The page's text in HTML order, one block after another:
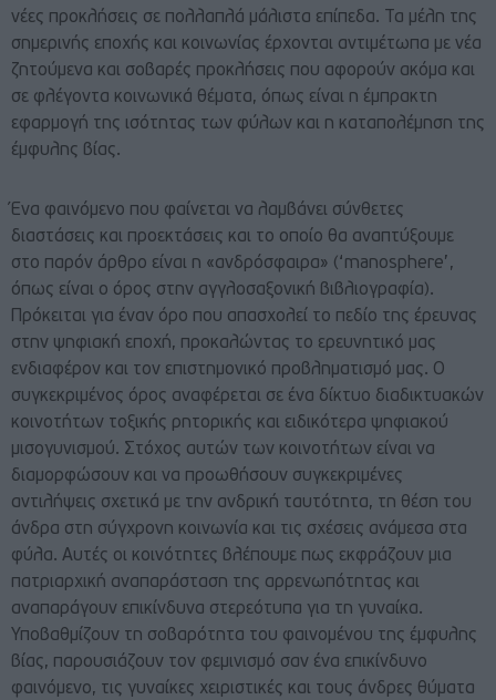
νέες προκλήσεις σε πολλαπλά μάλιστα επίπεδα. Τα μέλη της
σημερινής εποχής και κοινωνίας έρχονται αντιμέτωπα με νέα
ζητούμενα και σοβαρές προκλήσεις που αφορούν ακόμα και
σε φλέγοντα κοινωνικά θέματα, όπως είναι η έμπρακτη
εφαρμογή της ισότητας των φύλων και η καταπολέμηση της
έμφυλης βίας.
Ένα φαινόμενο που φαίνεται να λαμβάνει σύνθετες
διαστάσεις και προεκτάσεις και το οποίο θα αναπτύξουμε
στο παρόν άρθρο είναι η «ανδρόσφαιρα» (‘manosphere’,
όπως είναι ο όρος στην αγγλοσαξονική βιβλιογραφία).
Πρόκειται για έναν όρο που απασχολεί το πεδίο της έρευνας
στην ψηφιακή εποχή, προκαλώντας το ερευνητικό μας
ενδιαφέρον και τον επιστημονικό προβληματισμό μας. Ο
συγκεκριμένος όρος αναφέρεται σε ένα δίκτυο διαδικτυακών
κοινοτήτων τοξικής ρητορικής και ειδικότερα ψηφιακού
μισογυνισμού. Στόχος αυτών των κοινοτήτων είναι να
διαμορφώσουν και να προωθήσουν συγκεκριμένες
αντιλήψεις σχετικά με την ανδρική ταυτότητα, τη θέση του
άνδρα στη σύγχρονη κοινωνία και τις σχέσεις ανάμεσα στα
φύλα. Αυτές οι κοινότητες βλέπουμε πως εκφράζουν μια
πατριαρχική αναπαράσταση της αρρενωπότητας και
αναπαράγουν επικίνδυνα στερεότυπα για τη γυναίκα.
Υποβαθμίζουν τη σοβαρότητα του φαινομένου της έμφυλης
βίας, παρουσιάζουν τον φεμινισμό σαν ένα επικίνδυνο
φαινόμενο, τις γυναίκες χειριστικές και τους άνδρες θύματα